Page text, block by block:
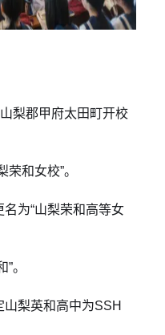
梨郡甲府太田町开校
和女校”。
为“山梨荣和高等女
。
梨英和高中为SSH